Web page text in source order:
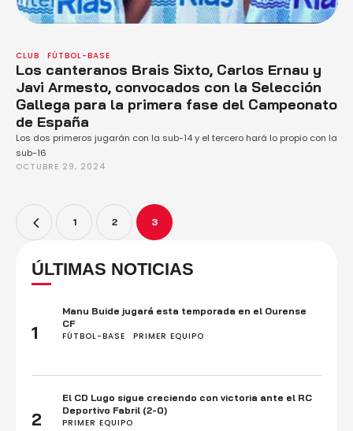
CLUB FÚTBOL-BASE
Los canteranos Brais Sixto, Carlos Ernau y
Javi Armesto, convocados con la Selección
Gallega para la primera fase del Campeonato
de España
Los dos primeros jugarán con la sub-14 y el tercero hará lo propio con la
sub-16
OCTUBRE 29, 2024
1 2 3
ÚLTIMAS NOTICIAS
1
Manu Buide jugará esta temporada en el Ourense
CF
FÚTBOL-BASE
PRIMER EQUIPO
2
El CD Lugo sigue creciendo con victoria ante el RC
Deportivo Fabril (2-0)
PRIMER EQUIPO